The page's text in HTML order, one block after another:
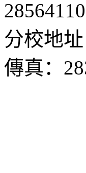
分校地
傳真：